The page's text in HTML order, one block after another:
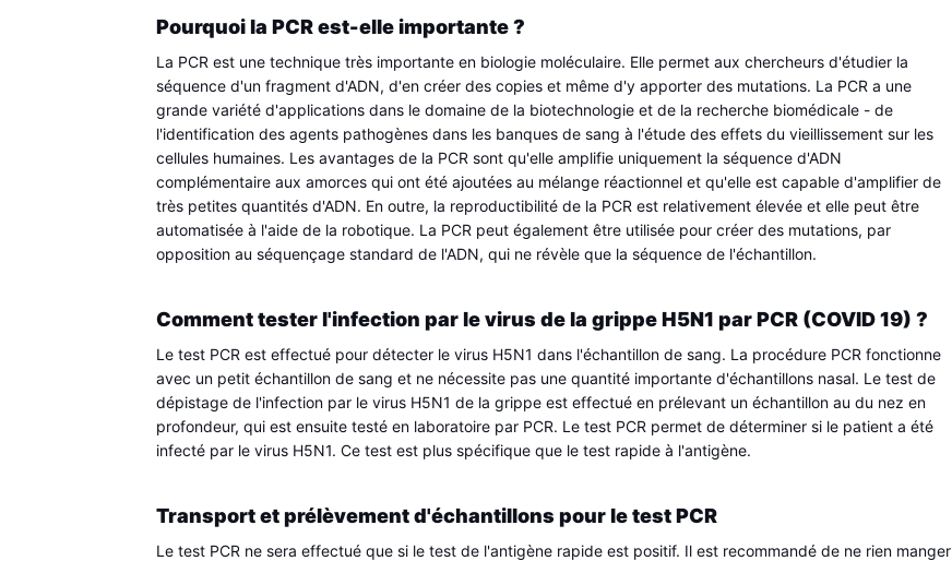
Pourquoi la PCR est-elle importante ?
La PCR est une technique très importante en biologie moléculaire. Elle permet aux chercheurs d'étudier la
séquence d'un fragment d'ADN, d'en créer des copies et même d'y apporter des mutations. La PCR a une
grande variété d'applications dans le domaine de la biotechnologie et de la recherche biomédicale - de
l'identification des agents pathogènes dans les banques de sang à l'étude des effets du vieillissement sur les
cellules humaines. Les avantages de la PCR sont qu'elle amplifie uniquement la séquence d'ADN
complémentaire aux amorces qui ont été ajoutées au mélange réactionnel et qu'elle est capable d'amplifier de
très petites quantités d'ADN. En outre, la reproductibilité de la PCR est relativement élevée et elle peut être
automatisée à l'aide de la robotique. La PCR peut également être utilisée pour créer des mutations, par
opposition au séquençage standard de l'ADN, qui ne révèle que la séquence de l'échantillon.
Comment tester l'infection par le virus de la grippe H5N1 par PCR (COVID 19) ?
Le test PCR est effectué pour détecter le virus H5N1 dans l'échantillon de sang. La procédure PCR fonctionne
avec un petit échantillon de sang et ne nécessite pas une quantité importante d'échantillons nasal. Le test de
dépistage de l'infection par le virus H5N1 de la grippe est effectué en prélevant un échantillon au du nez en
profondeur, qui est ensuite testé en laboratoire par PCR. Le test PCR permet de déterminer si le patient a été
infecté par le virus H5N1. Ce test est plus spécifique que le test rapide à l'antigène.
Transport et prélèvement d'échantillons pour le test PCR
Le test PCR ne sera effectué que si le test de l'antigène rapide est positif. Il est recommandé de ne rien manger